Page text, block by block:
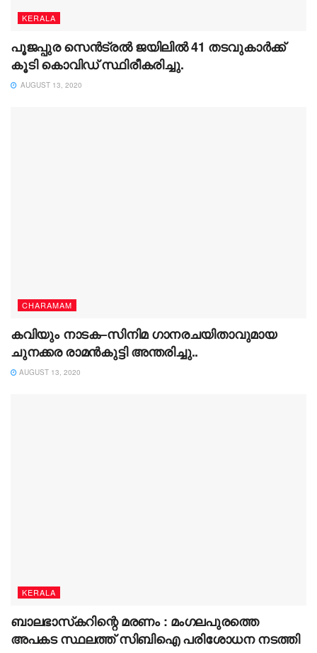
KERALA
പൂജപ്പുര സെന്‍ട്രല്‍ ജയിലില്‍ 41 തടവുകാര്‍ക്ക്
കൂടി കൊവിഡ് സ്ഥിരീകരിച്ചു.
AUGUST 13, 2020
CHARAMAM
കവിയും നാടക–സിനിമ ഗാനരചയിതാവുമായ
ചുനക്കര രാമൻകുട്ടി അന്തരിച്ചു..
AUGUST 13, 2020
KERALA
ബാലഭാസ്‌കറിന്റെ മരണം : മംഗലപുരത്തെ
അപകട സ്ഥലത്ത് സിബിഐ പരിശോധന നടത്തി